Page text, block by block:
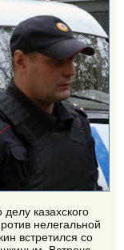
казахского
нелегальной
встретился со